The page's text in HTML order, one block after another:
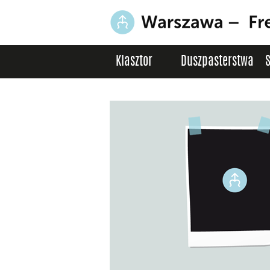
Klasztor Duszpasterstwa